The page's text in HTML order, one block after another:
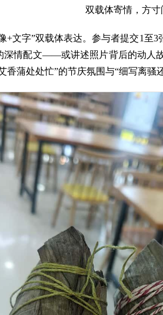
双载体寄情，方寸
+文字”双载体表达。参与者提交1至
深情配文——或讲述照片背后的动人
香蒲处处忙”的节庆氛围与“细写离骚